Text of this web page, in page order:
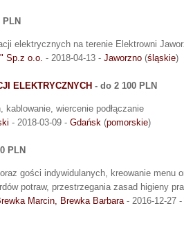
PLN
elektrycznych na terenie Elektrowni
Sp.z o.o. - 2018-04-13 - Jaworzno (śląskie)
ELEKTRYCZNYCH - do 2 100 PLN
wiercenie podłączanie
- 2018-03-09 - Gdańsk (pomorskie)
PLN
gości indywidulanych, kreowanie menu
potraw, przestrzegania zasad higieny
Marcin, Brewka Barbara - 2016-12-27 -